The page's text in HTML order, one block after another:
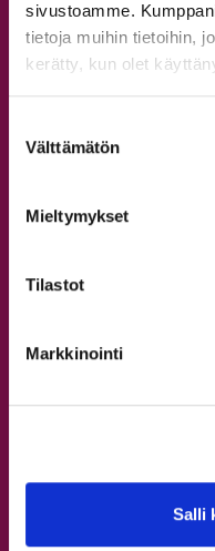
sivustoamme.
tietoja muihin tietoihin,
kerätty, kun olet
valinta
Välttämätön
Mieltymykset
Tilastot
Markkinointi
Salli
Etuja asiakkaillemme
Tutustu StepUpin
Skene
Katutanssin
StepUp SkidiSKO
Flava ja Fuse
StepUp Agency